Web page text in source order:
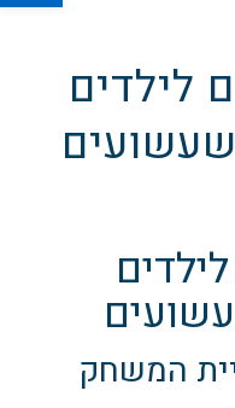
לילדים
המשחק